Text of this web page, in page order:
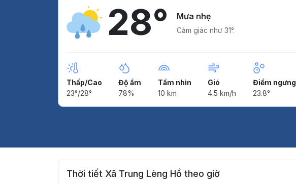
28° Mưa nhẹ
Cảm giác như 31°.
Thấp/Cao
23°/28°
Độ ẩm
78%
Tầm nhìn
10 km
Gió
4.5 km/h
Điểm ngưng
23.8°
Thời tiết Xã Trung Lèng Hồ theo giờ